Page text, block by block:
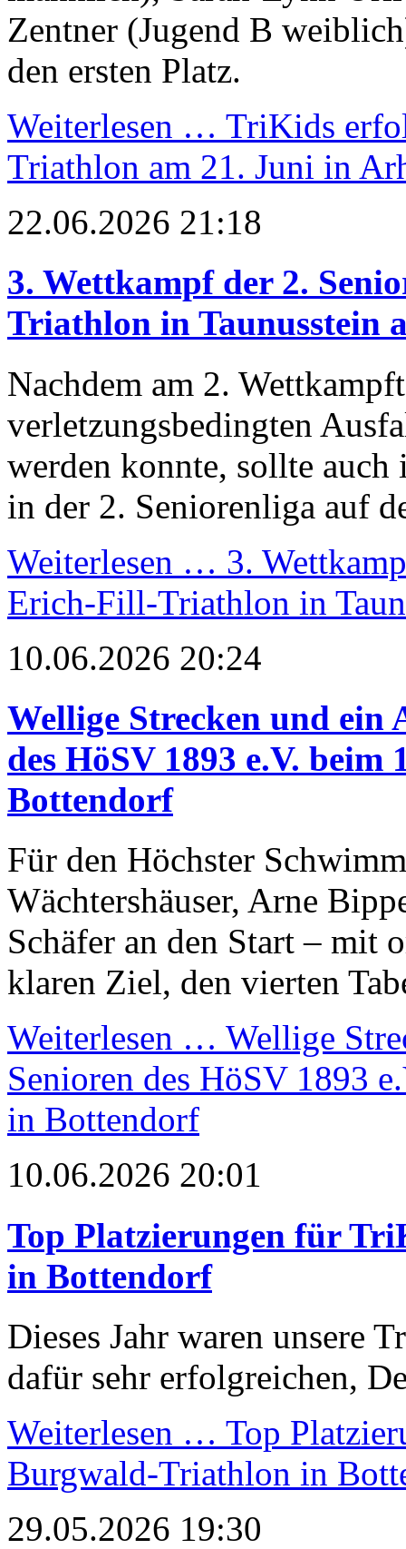
Zentner (Jugend B
den ersten Platz.
Weiterlesen … TriKids
Triathlon am 21. Juni in
22.06.2026 21:18
3. Wettkampf der 2.
Triathlon in Taunusstein
Nachdem am 2.
verletzungsbedingten
werden konnte, sollte auch
in der 2. Seniorenliga auf
Weiterlesen … 3.
Erich-Fill-Triathlon in
10.06.2026 20:24
Wellige Strecken und ein
des HöSV 1893 e.V.
Bottendorf
Für den Höchster
Wächtershäuser, Arne
Schäfer an den Start – mit
klaren Ziel, den vierten
Weiterlesen … Wellige
Senioren des HöSV 1893
in Bottendorf
10.06.2026 20:01
Top Platzierungen für
in Bottendorf
Dieses Jahr waren unsere
dafür sehr erfolgreichen,
Weiterlesen … Top
Burgwald-Triathlon in
29.05.2026 19:30